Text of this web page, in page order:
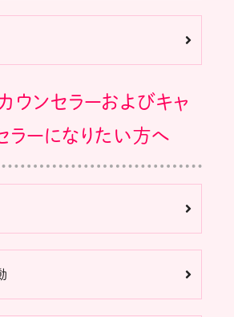
ウンセラーおよびキャ
ラーになりたい方へ